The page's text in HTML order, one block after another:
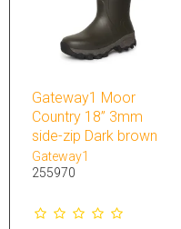
Gateway1 Moor
Country 18” 3mm
side-zip Dark brown
Gateway1
255970